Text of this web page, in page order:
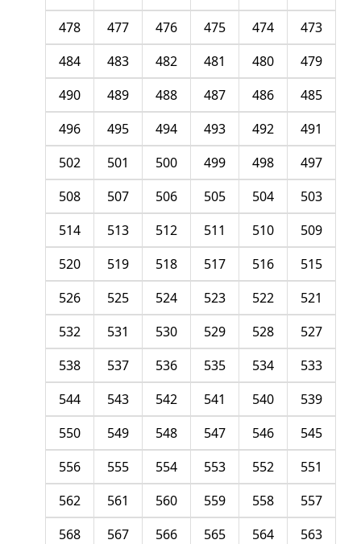
473
474
475
476
477
478
479
480
481
482
483
484
485
486
487
488
489
490
491
492
493
494
495
496
497
498
499
500
501
502
503
504
505
506
507
508
509
510
511
512
513
514
515
516
517
518
519
520
521
522
523
524
525
526
527
528
529
530
531
532
533
534
535
536
537
538
539
540
541
542
543
544
545
546
547
548
549
550
551
552
553
554
555
556
557
558
559
560
561
562
563
564
565
566
567
568